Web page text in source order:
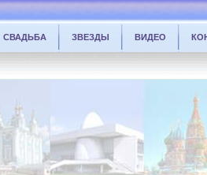
СВАДЬБА ЗВЕЗДЫ ВИДЕО